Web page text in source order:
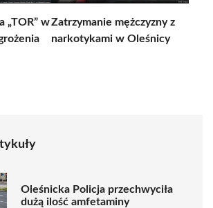
„TOR” wZatrzymanie mężczyzny z
narkotykami w Oleśnicy
Oleśnicka Policja przechwyciła
dużą ilość amfetaminy